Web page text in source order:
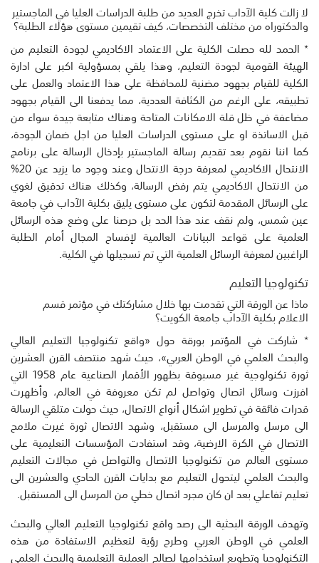
لا زالت كلية الآداب تخرج العديد من طلبة الدراسات العليا في الماجستير
والدكتوراه من مختلف التخصصات، كيف تقيمين مستوى هؤلاء الطلبة؟
٭ الحمد لله حصلت الكلية على الاعتماد الاكاديمي لجودة التعليم من
الهيئة القومية لجودة التعليم، وهذا يلقي بمسؤولية اكبر على ادارة
الكلية للقيام بجهود مضنية للمحافظة على هذا الاعتماد والعمل على
تطبيقه، على الرغم من الكثافة العددية، مما يدفعنا الى القيام بجهود
مضاعفة في ظل قلة الامكانات المتاحة وهناك متابعة جيدة سواء من
قبل الاساتذة او على مستوى الدراسات العليا من اجل ضمان الجودة،
كما اننا نقوم بعد تقديم رسالة الماجستير بإدخال الرسالة على برنامج
الانتحال الاكاديمي لمعرفة درجة الانتحال وعند وجود ما يزيد عن 20%
من الانتحال الاكاديمي يتم رفض الرسالة، وكذلك هناك تدقيق لغوي
على الرسائل المقدمة لتكون على مستوى يليق بكلية الآداب في جامعة
عين شمس، ولم نقف عند هذا الحد بل حرصنا على وضع هذه الرسائل
العلمية على قواعد البيانات العالمية لإفساح المجال أمام الطلبة
الراغبين لمعرفة الرسائل العلمية التي تم تسجيلها في الكلية.
تكنولوجيا التعليم
ماذا عن الورقة التي تقدمت بها خلال مشاركتك في مؤتمر قسم
الاعلام بكلية الآداب جامعة الكويت؟
٭ شاركت في المؤتمر بورقة حول «واقع تكنولوجيا التعليم العالي
والبحث العلمي في الوطن العربي»، حيث شهد منتصف القرن العشرين
ثورة تكنولوجية غير مسبوقة بظهور الأقمار الصناعية عام 1958 التي
افرزت وسائل اتصال وتواصل لم تكن معروفة في العالم، وأظهرت
قدرات فائقة في تطوير اشكال أنواع الاتصال، حيث حولت متلقي الرسالة
الى مرسل والمرسل الى مستقبل، وشهد الاتصال ثورة غيرت ملامح
الاتصال في الكرة الارضية، وقد استفادت المؤسسات التعليمية على
مستوى العالم من تكنولوجيا الاتصال والتواصل في مجالات التعليم
والبحث العلمي ليتحول التعليم مع بدايات القرن الحادي والعشرين الى
تعليم تفاعلي بعد ان كان مجرد اتصال خطي من المرسل الى المستقبل.
وتهدف الورقة البحثية الى رصد واقع تكنولوجيا التعليم العالي والبحث
العلمي في الوطن العربي وطرح رؤية لتعظيم الاستفادة من هذه
التكنولوجيا وتطويع استخدامها لصالح العملية التعليمية والبحث العلمي